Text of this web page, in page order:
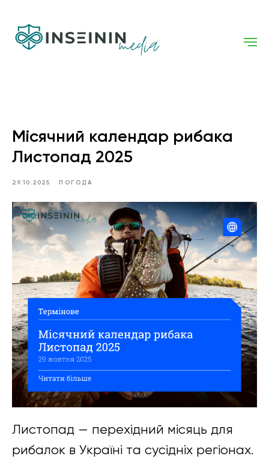
Місячний календар рибака
Листопад 2025
29.10.2025 ПОГОДА
Листопад — перехідний місяць для
рибалок в Україні та сусідніх регіонах.